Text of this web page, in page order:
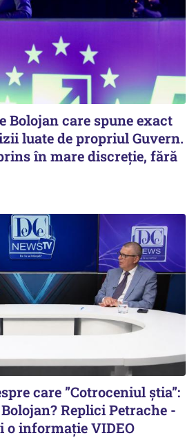
Bolojan care spune exact
luate de propriul Guvern.
în mare discreție, fără
care ”Cotroceniul știa”:
Replici Petrache -
o informație VIDEO